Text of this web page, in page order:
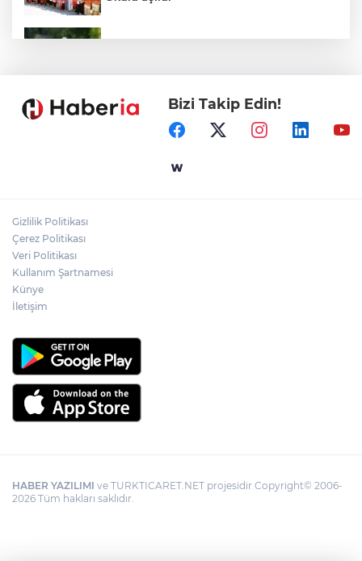
Bursa İnegöl'de Alanyurt Yüzme
Havuzu'nda çalışmalar tam gaz
Kayseri Melikgazi'den ücretsiz yaz
Bizi Takip Edin!
Gizlilik Politikası
Çerez Politikası
Veri Politikası
Kullanım Şartnamesi
Künye
İletişim
HABER YAZILIMI ve TURKTICARET.NET projesidir Copyright© 2006-
2026 Tüm hakları saklıdır.